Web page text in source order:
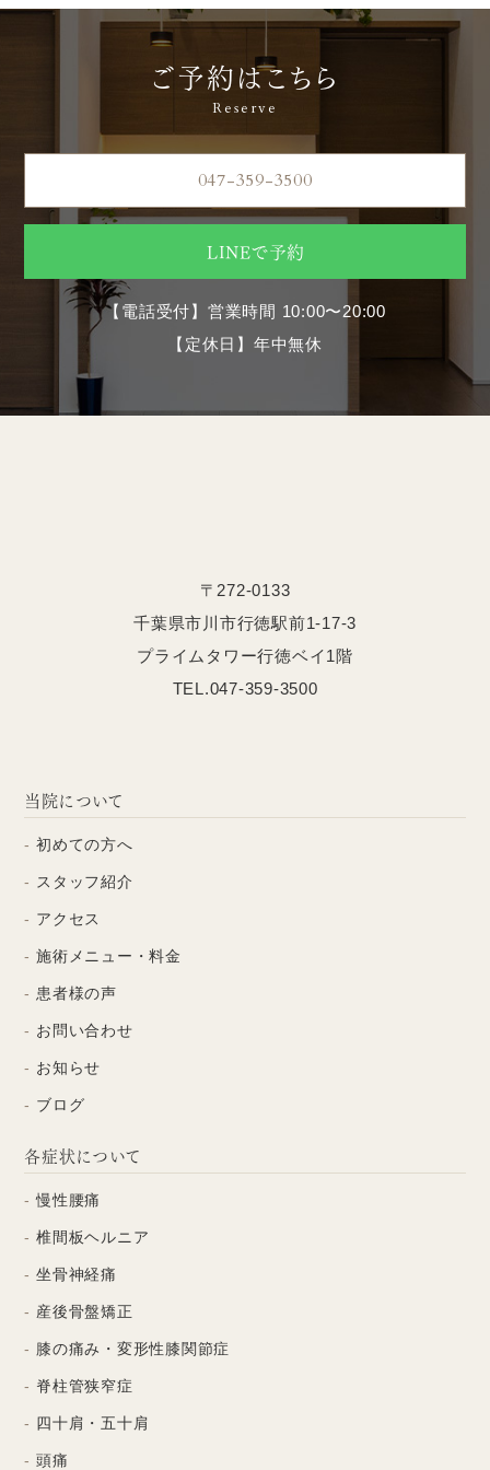
ご予約はこちら
Reserve
047-359-3500
LINEで予約
【電話受付】営業時間 10:00〜20:00
【定休日】年中無休
〒272-0133
千葉県市川市行徳駅前1-17-3
プライムタワー行徳ベイ1階
TEL.047-359-3500
当院について
初めての方へ
スタッフ紹介
アクセス
施術メニュー・料金
患者様の声
お問い合わせ
お知らせ
ブログ
各症状について
慢性腰痛
椎間板ヘルニア
坐骨神経痛
産後骨盤矯正
膝の痛み・変形性膝関節症
脊柱管狭窄症
四十肩・五十肩
頭痛